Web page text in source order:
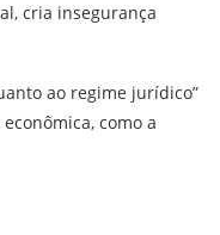
cria insegurança
ao regime jurídico”
como a